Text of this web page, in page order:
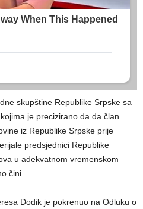
skupštine Republike Srpske sa
je precizirano da da član
iz Republike Srpske prije
predsjednici Republike
u adekvatnom vremenskom
čini.
Dodik je pokrenuo na Odluku o